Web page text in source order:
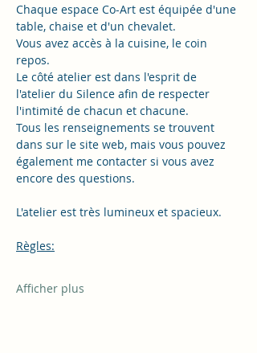
Chaque espace Co-Art est équipée d'une
table, chaise et d'un chevalet.
Vous avez accès à la cuisine, le coin
repos.
Le côté atelier est dans l'esprit de
l'atelier du Silence afin de respecter
l'intimité de chacun et chacune.
Tous les renseignements se trouvent
dans sur le site web, mais vous pouvez
également me contacter si vous avez
encore des questions.
L'atelier est très lumineux et spacieux.
Règles:
Afficher plus